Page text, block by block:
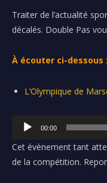
Traiter de l’actualité
décalés. Double Pas
À écouter ci-dessous :
L’Olympique de
c
t
00:00
Cet évènement tant
de la compétition.